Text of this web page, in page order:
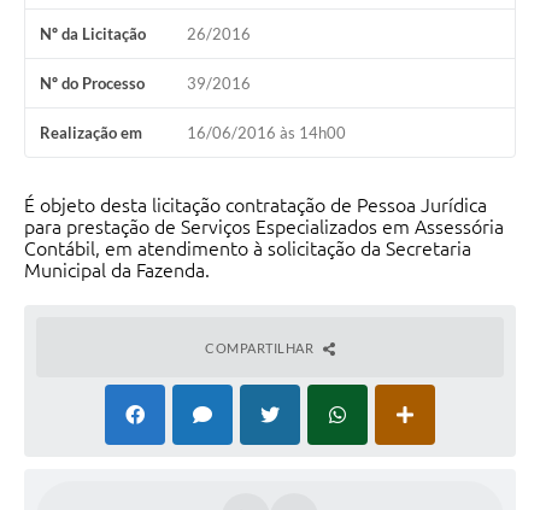
Nº da Licitação 26/2016
Nº do Processo 39/2016
Realização em 16/06/2016 às 14h00
É objeto desta licitação contratação de Pessoa Jurídica
para prestação de Serviços Especializados em Assessória
Contábil, em atendimento à solicitação da Secretaria
Municipal da Fazenda.
COMPARTILHAR